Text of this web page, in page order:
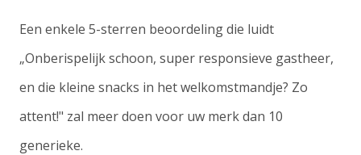
Een enkele 5-sterren beoordeling die luidt
„Onberispelijk schoon, super responsieve gastheer,
en die kleine snacks in het welkomstmandje? Zo
attent!" zal meer doen voor uw merk dan 10
generieke.